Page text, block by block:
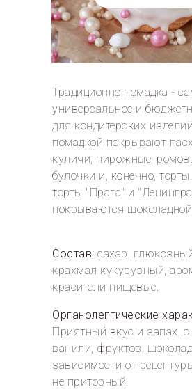
Традиционно помадка -
универсальное и
для кондитерских
помадкой покрывают
куличи, пирожные,
булочки и, конечно,
торты "Прага" и
покрываются шоколадной
Состав: сахар,
крахмал кукурузный,
красители пищевые.
Органолептические
Приятный вкус и запах,
ванили, фруктов,
зависимости от
не приторный.